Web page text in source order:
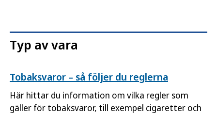
Typ av vara
Tobaksvaror – så följer du reglerna
Här hittar du information om vilka regler som
gäller för tobaksvaror, till exempel cigaretter och